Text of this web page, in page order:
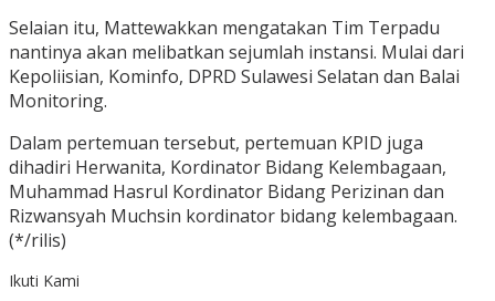
Selaian itu, Mattewakkan mengatakan Tim Terpadu
nantinya akan melibatkan sejumlah instansi. Mulai dari
Kepoliisian, Kominfo, DPRD Sulawesi Selatan dan Balai
Monitoring.
Dalam pertemuan tersebut, pertemuan KPID juga
dihadiri Herwanita, Kordinator Bidang Kelembagaan,
Muhammad Hasrul Kordinator Bidang Perizinan dan
Rizwansyah Muchsin kordinator bidang kelembagaan.
(*/rilis)
Ikuti Kami